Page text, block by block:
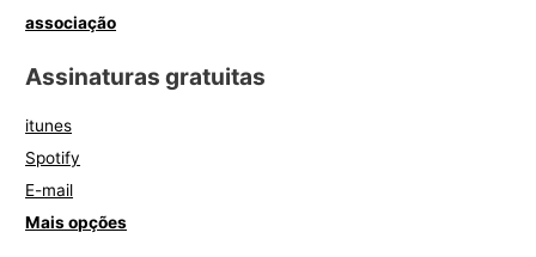
associação
Assinaturas gratuitas
itunes
Spotify
E-mail
Mais opções